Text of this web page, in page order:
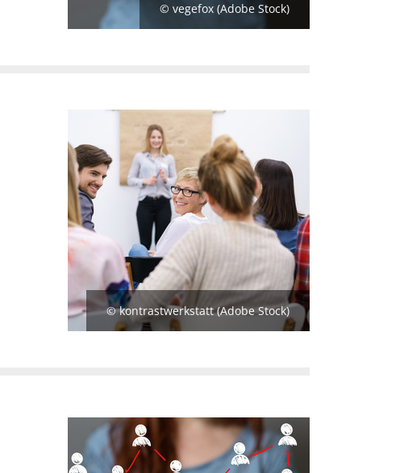
© vegefox (Adobe Stock)
© kontrastwerkstatt (Adobe Stock)